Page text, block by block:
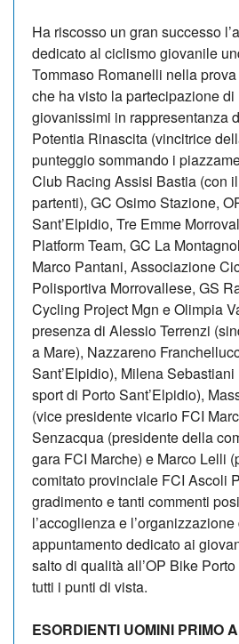
Ha riscosso un gran successo
dedicato al ciclismo giovanile
Tommaso Romanelli nella
che ha visto la partecipazione
giovanissimi in rappresentanza
Potentia Rinascita (vincitrice
punteggio sommando i
Club Racing Assisi Bastia (con
partenti), GC Osimo Stazione,
Sant’Elpidio, Tre Emme
Platform Team, GC La
Marco Pantani, Associazione
Polisportiva Morrovallese, GS
Cycling Project Mgn e Olimpia
presenza di Alessio Terrenzi
a Mare), Nazzareno
Sant’Elpidio), Milena
sport di Porto Sant’Elpidio),
(vice presidente vicario FCI
Senzacqua (presidente della
gara FCI Marche) e Marco Lelli
comitato provinciale FCI Ascoli
gradimento e tanti commenti
l’accoglienza e
appuntamento dedicato ai
salto di qualità all’OP Bike
tutti i punti di vista.
ESORDIENTI UOMINI PRIMO